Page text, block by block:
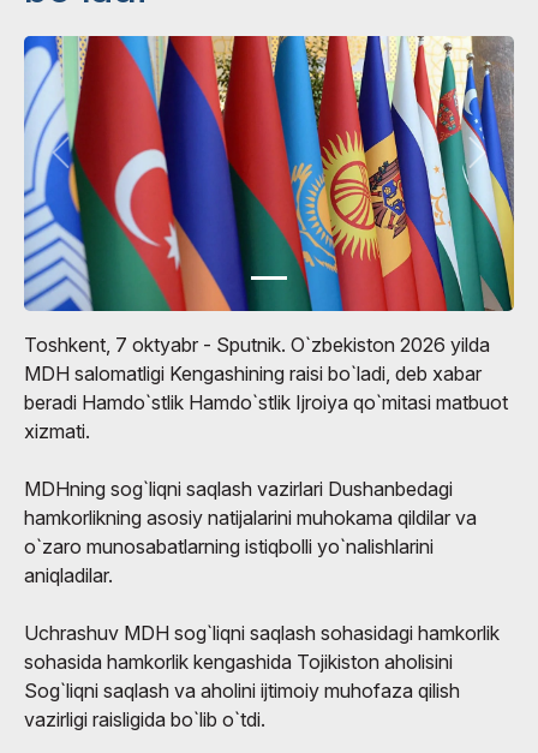
Toshkent, 7 oktyabr - Sputnik. O`zbekiston 2026 yilda
MDH salomatligi Kengashining raisi bo`ladi, deb xabar
beradi Hamdo`stlik Hamdo`stlik Ijroiya qo`mitasi matbuot
xizmati.
MDHning sog`liqni saqlash vazirlari Dushanbedagi
hamkorlikning asosiy natijalarini muhokama qildilar va
o`zaro munosabatlarning istiqbolli yo`nalishlarini
aniqladilar.
Uchrashuv MDH sog`liqni saqlash sohasidagi hamkorlik
sohasida hamkorlik kengashida Tojikiston aholisini
Sog`liqni saqlash va aholini ijtimoiy muhofaza qilish
vazirligi raisligida bo`lib o`tdi.